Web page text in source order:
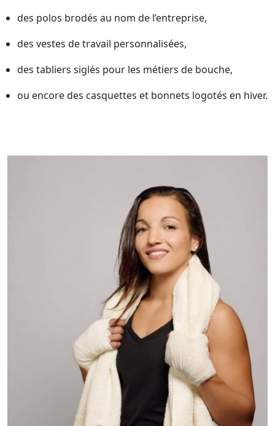
des polos brodés au nom de l’entreprise,
des vestes de travail personnalisées,
des tabliers siglés pour les métiers de bouche,
ou encore des casquettes et bonnets logotés en hiver.